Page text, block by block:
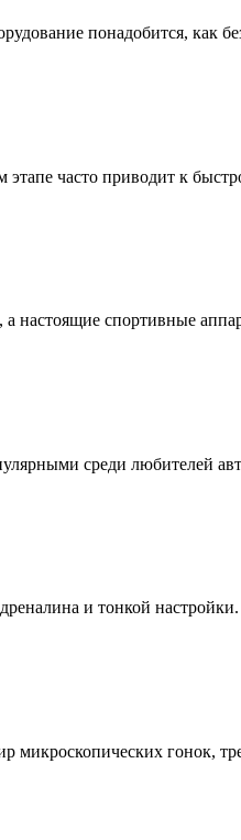
понадобится, как
часто приводит к
настоящие спортивные
среди любителей
и тонкой настройки.
гонок,